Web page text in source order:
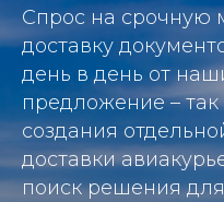
Спрос на срочную
доставку
день в день от
предложение –
создания
доставки
поиск решения